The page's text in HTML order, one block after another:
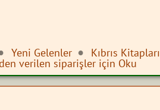
Yeni Gelenler Kıbrıs Kitapları
verilen siparişler için Oku